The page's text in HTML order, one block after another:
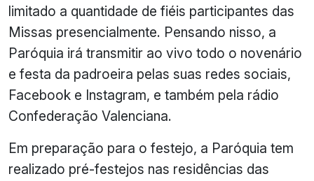
limitado a quantidade de fiéis participantes das
Missas presencialmente. Pensando nisso, a
Paróquia irá transmitir ao vivo todo o novenário
e festa da padroeira pelas suas redes sociais,
Facebook e Instagram, e também pela rádio
Confederação Valenciana.
Em preparação para o festejo, a Paróquia tem
realizado pré-festejos nas residências das